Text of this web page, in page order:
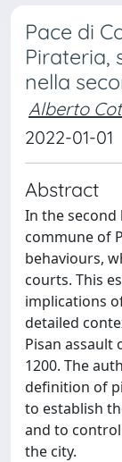
Pace di
Pirateria,
nella
Alberto
2022-01-01
Abstract
In the
commune of
behaviours,
courts. This
implications
detailed
Pisan
1200. The
definition of
to establish
and to
the city.